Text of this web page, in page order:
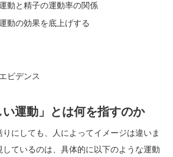
動と精子の運動率の関係
動の効果を底上げする
ビデンス
運動」とは何を指すのか
りにしても、人によってイメージは違いま
ているのは、具体的に以下のような運動